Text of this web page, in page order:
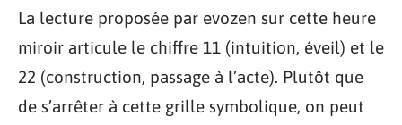
La lecture proposée par evozen sur cette heure
miroir articule le chiffre 11 (intuition, éveil) et le
22 (construction, passage à l’acte). Plutôt que
de s’arrêter à cette grille symbolique, on peut